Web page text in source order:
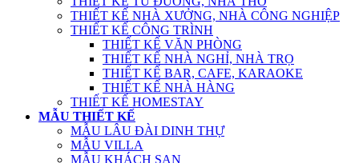
THIẾT KẾ NHÀ XƯỞNG, NHÀ CÔNG NGHIỆP
THIẾT KẾ CÔNG TRÌNH
THIẾT KẾ VĂN PHÒNG
THIẾT KẾ NHÀ NGHỈ, NHÀ TRỌ
THIẾT KẾ BAR, CAFE, KARAOKE
THIẾT KẾ NHÀ HÀNG
THIẾT KẾ HOMESTAY
MẪU THIẾT KẾ
MẪU LÂU ĐÀI DINH THỰ
MẪU VILLA
MẪU KHÁCH SẠN